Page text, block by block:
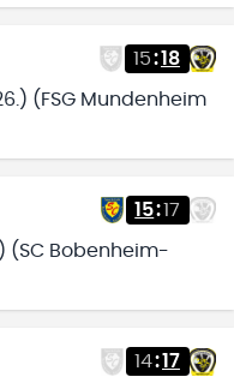
15:18
(FSG Mundenheim
15:17
(SC Bobenheim-
14:17